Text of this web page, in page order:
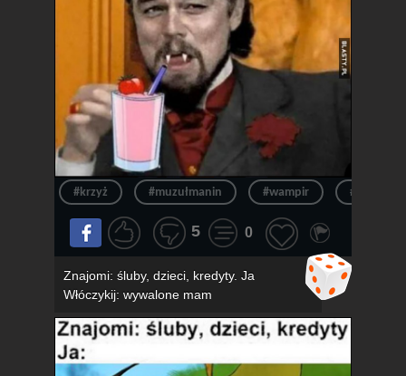
#krzyż #muzułmanin #wampir
5 0
Znajomi: śluby, dzieci, kredyty. Ja
Włóczykij: wywalone mam